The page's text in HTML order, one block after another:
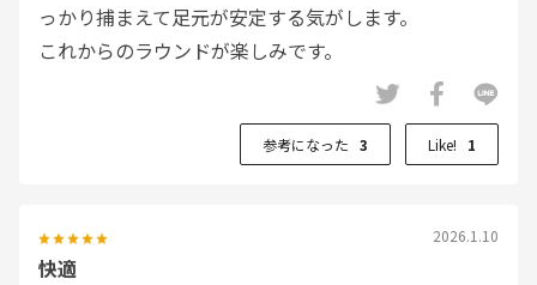
っかり捕まえて足元が安定する気がします。
これからのラウンドが楽しみです。
参考になった 3 Like! 1
2026.1.10
快適